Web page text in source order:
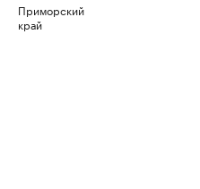
Приморский
край